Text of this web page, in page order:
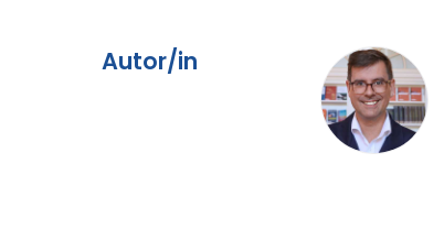
Überschrift
Autor/in